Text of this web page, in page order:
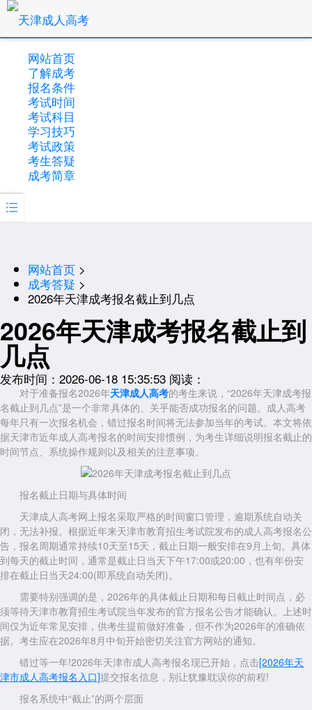
网站首页
了解成考
报名条件
考试时间
考试科目
学习技巧
考试政策
考生答疑
成考简章

网站首页 >
成考答疑 >
2026年天津成考报名截止到几点
2026年天津成考报名截止到
几点
发布时间：2026-06-18 15:35:53 阅读：
对于准备报名2026年天津成人高考的考生来说，“2026年天津成考报
名截止到几点”是一个非常具体的、关乎能否成功报名的问题。成人高考
每年只有一次报名机会，错过报名时间将无法参加当年的考试。本文将依
据天津市近年成人高考报名的时间安排惯例，为考生详细说明报名截止的
时间节点、系统操作规则以及相关的注意事项。
报名截止日期与具体时间
天津成人高考网上报名采取严格的时间窗口管理，逾期系统自动关
闭，无法补报。根据近年来天津市教育招生考试院发布的成人高考报名公
告，报名周期通常持续10天至15天，截止日期一般安排在9月上旬。具体
到每天的截止时间，通常是截止日当天下午17:00或20:00，也有年份安
排在截止日当天24:00(即系统自动关闭)。
需要特别强调的是，2026年的具体截止日期和每日截止时间点，必
须等待天津市教育招生考试院当年发布的官方报名公告才能确认。上述时
间仅为近年常见安排，供考生提前做好准备，但不作为2026年的准确依
据。考生应在2026年8月中旬开始密切关注官方网站的通知。
错过等一年!2026年天津市成人高考报名现已开始，点击[2026年天
津市成人高考报名入口]提交报名信息，别让犹豫耽误你的前程!
报名系统中“截止”的两个层面